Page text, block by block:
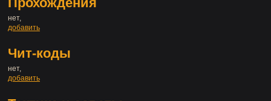
нет,
добавить
Чит-коды
нет,
добавить